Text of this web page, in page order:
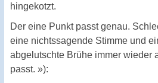
hingekotzt.
Der eine Punkt passt genau.
eine nichtssagende Stimme und
abgelutschte Brühe immer wieder
passt. »):